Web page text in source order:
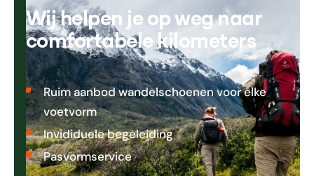
Wij helpen je op weg naar
comfortabele kilometers
Ruim aanbod wandelschoenen voor elke
voetvorm
Invididuele begeleiding
Pasvormservice